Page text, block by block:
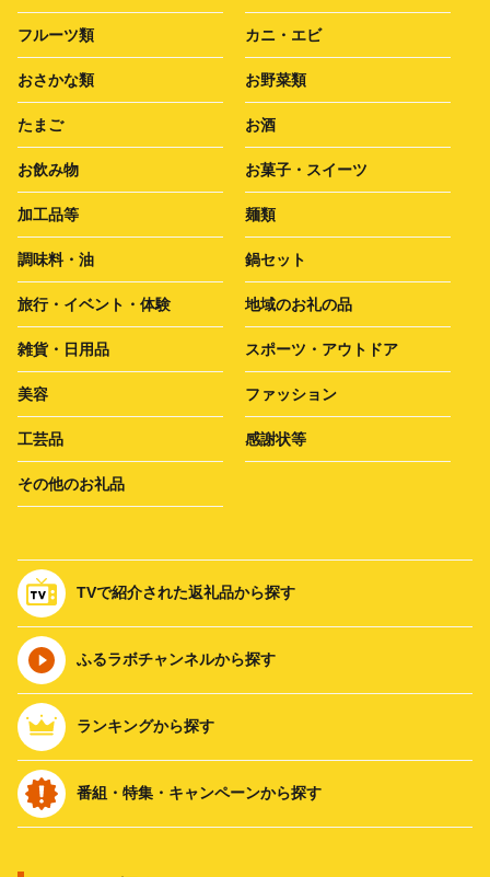
フルーツ類 カニ・エビ
おさかな類 お野菜類
たまご お酒
お飲み物 お菓子・スイーツ
加工品等 麺類
調味料・油 鍋セット
旅行・イベント・体験 地域のお礼の品
雑貨・日用品 スポーツ・アウトドア
美容 ファッション
工芸品 感謝状等
その他のお礼品
TVで紹介された返礼品から探す
ふるラボチャンネルから探す
ランキングから探す
番組・特集・キャンペーンから探す